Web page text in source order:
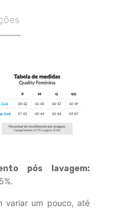
pós lavagem:
variar um pouco, até